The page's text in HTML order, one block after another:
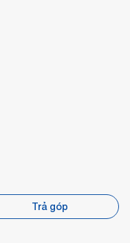
Trả góp